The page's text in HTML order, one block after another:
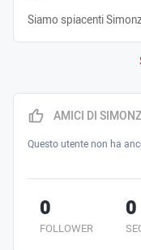
Siamo spiacenti
AMICI DI
Questo utente non ha
FOLLOWER
0 0